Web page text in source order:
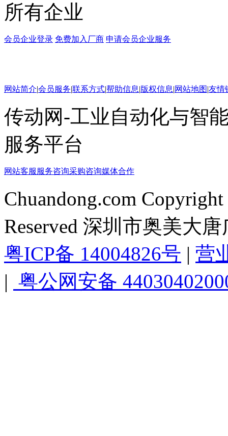
所有企业
会员企业登录 免费加入厂商 申请会员企业服务
网站简介|会员服务|联系方式|帮助信息|版权信息|网站地图|友情
传动网-工业自动化与智
服务平台
网站客服 服务咨询采购咨询媒体合作
Chuandong.com
Reserved 深圳市奥美大
粤ICP备 14004826号 | 营
| 粤公网安备